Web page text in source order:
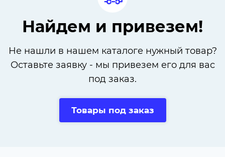
Найдем и привезем!
Не нашли в нашем каталоге нужный товар?
Оставьте заявку - мы привезем его для вас
под заказ.
Товары под заказ